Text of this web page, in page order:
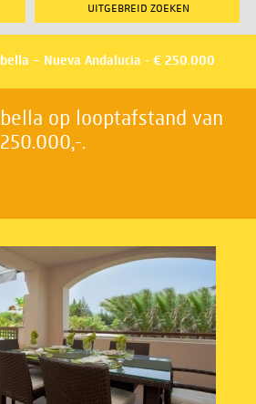
UITGEBREID ZOEKEN
– Nueva Andalucia - € 250.000
op looptafstand van
.